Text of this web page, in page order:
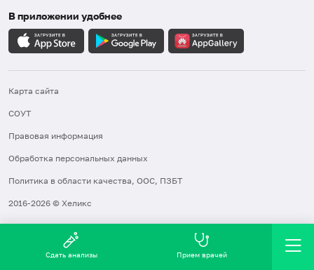
В приложении удобнее
Карта сайта
СОУТ
Правовая информация
Обработка персональных данных
Политика в области качества, ООС, ПЗБТ
2016-2026 © Хеликс
Сдать анализы Прием врачей